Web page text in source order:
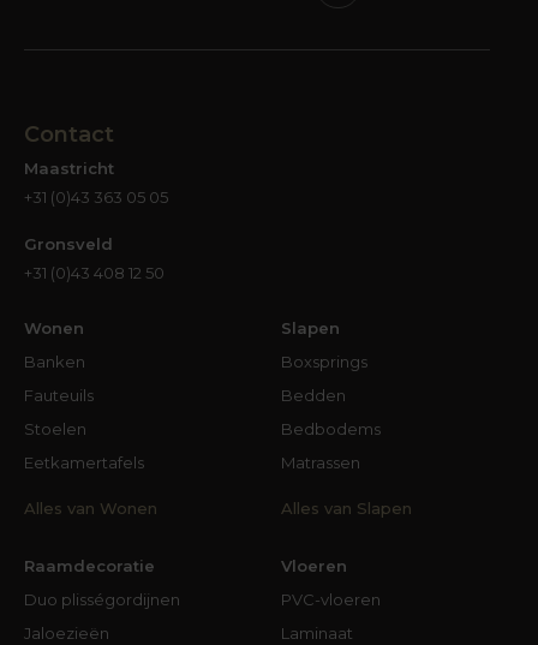
Contact
Maastricht
+31 (0)43 363 05 05
Gronsveld
+31 (0)43 408 12 50
Wonen
Banken
Fauteuils
Stoelen
Eetkamertafels
Alles van Wonen
Slapen
Boxsprings
Bedden
Bedbodems
Matrassen
Alles van Slapen
Raamdecoratie
Duo plisségordijnen
Jaloezieën
Vloeren
PVC-vloeren
Laminaat